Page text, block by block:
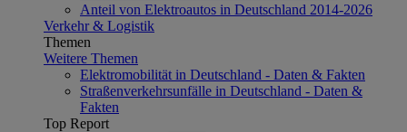
Anteil von Elektroautos in Deutschland 2014-2026
Verkehr & Logistik
Themen
Weitere Themen
Elektromobilität in Deutschland - Daten & Fakten
Straßenverkehrsunfälle in Deutschland - Daten &
Fakten
Top Report